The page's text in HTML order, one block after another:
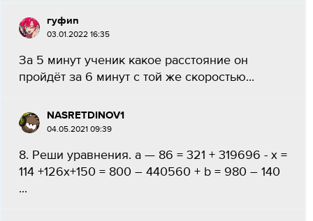
гуфиn
03.01.2022 16:35
За 5 минут ученик какое расстояние он
пройдёт за 6 минут с той же скоростью​...
NASRETDINOV1
04.05.2021 09:39
8. Реши уравнения. а — 86 = 321 + 319696 - х =
114 +126х+150 = 800 – 440560 + b = 980 – 140​
...